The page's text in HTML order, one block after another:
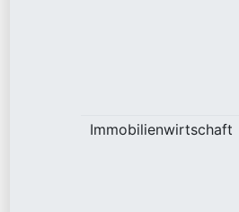
Immobilienwirtschaft